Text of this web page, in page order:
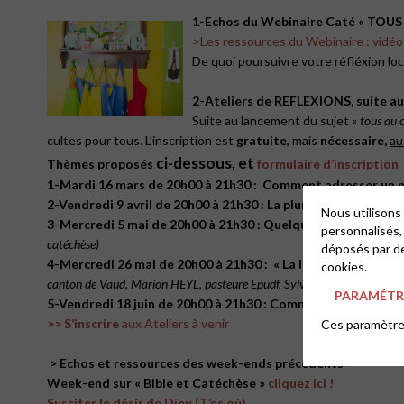
1-Echos du Webinaire Caté «
>Les ressources du Webinaire :
De quoi poursuivre votre réfléxion
2-Ateliers de REFLEXIONS, suite au
Suite au lancement du sujet « tous au
cultes pour tous. L’inscription est gratuite, mais nécessaire,
Thèmes proposés ci-dessous, et formulaire d’inscription
1-Mardi 16 mars de 20h00 à 21h30 : Comment adresser un
2-Vendredi 9 avril de 20h00 à 21h30 : La pluralité musicale,
3-Mercredi 5 mai de 20h00 à 21h30 : Quelques outils pour
catéchèse)
4-Mercredi 26 mai de 20h00 à 21h30 : « La liturgie, un
canton de Vaud, Marion HEYL, pasteure Epudf, Sylvie
5-Vendredi 18 juin de 20h00 à 21h30 : Comment tenir
>> S’inscrireaux Ateliers à venir
> Echos et ressources des week-ends précédents
Week-end sur « Bible et Catéchèse » cliquez ici !
Nous
déposés par
cookies.
Ces